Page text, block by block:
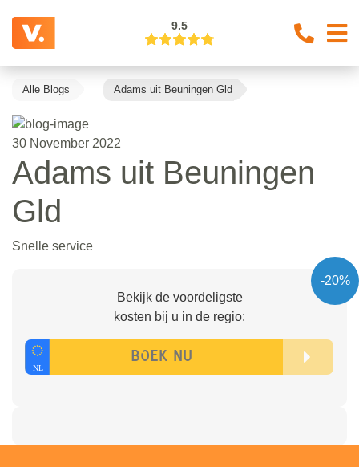
9.5
Alle Blogs Adams uit Beuningen Gld
30 November 2022
Adams uit Beuningen
Gld
Snelle service
-20%
Bekijk de voordeligste
kosten bij u in de regio: